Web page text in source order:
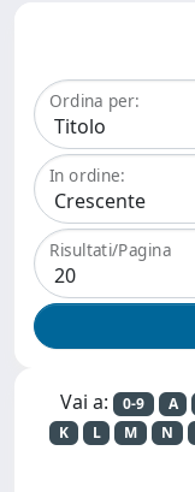
Ordina per:
In ordine:
Risultati/Pagina
Vai a: 0-9 A
K
L M N